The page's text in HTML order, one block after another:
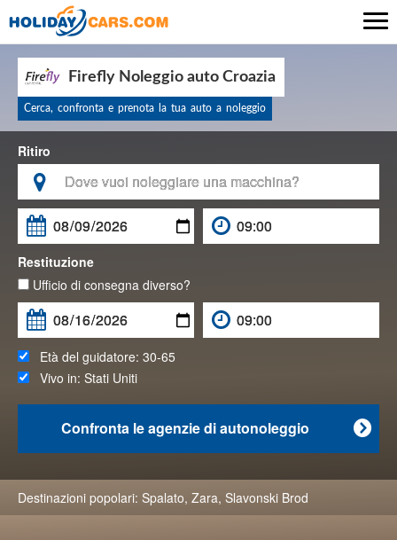
Firefly Noleggio auto Croazia
Cerca, confronta e prenota la tua auto a noleggio
Ritiro


Restituzione
Ufficio di consegna diverso?
Età del guidatore: 30-65
Vivo in: Stati Uniti

Confronta le agenzie di autonoleggio
Destinazioni popolari: Spalato, Zara, Slavonski Brod